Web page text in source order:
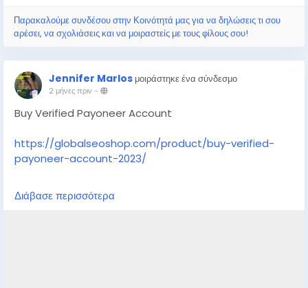
#DatingAccounts
Παρακαλούμε συνδέσου στην Κοινότητά μας για να δηλώσεις τι σου
αρέσει, να σχολιάσεις και να μοιραστείς με τους φίλους σου!
Jennifer Marlos μοιράστηκε ένα σύνδεσμο
2 μήνες πριν -
Buy Verified Payoneer Account
https://globalseoshop.com/product/buy-verified-
payoneer-account-2023/
On the off chance that you need more data simply
thump us-
Διάβασε περισσότερα